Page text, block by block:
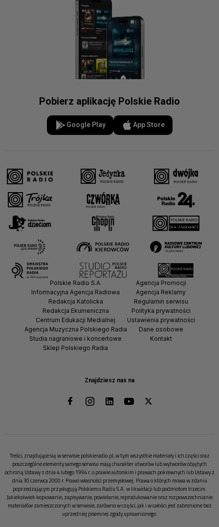
Pobierz aplikację Polskie Radio
Google Play App Store
Znajdziesz nas na
Polskie Radio S.A.
Informacyjna Agencja Radiowa
Redakcja Katolicka
Redakcja Ekumeniczna
Centrum Edukacji Medialnej
Agencja Muzyczna Polskiego Radia
Studia nagraniowe i koncertowe
Sklep Polskiego Radia
Agencja Promocji
Agencja Reklamy
Regulamin serwisu
Polityka prywatności
Ustawienia prywatności
Dane osobowe
Kontakt
Treści, znajdujące się w serwisie polskieradio.pl, w tym wszystkie materiały i ich części oraz
poszczególne elementy samego serwisu mają charakter utworów lub wytworów objętych
ochroną Ustawy z dnia 4 lutego 1994 r. o prawie autorskim i prawach pokrewnych lub Ustawy z
dnia 30 czerwca 2000 r. Prawo własności przemysłowej. Prawa o których mowa w zdaniu
poprzedzającym przysługują Polskiemu Radiu S.A. w likwidacji lub podmiotom trzecim.
Jakiekolwiek kopiowanie, zapisywanie, powielanie, reprodukowanie oraz rozpowszechnianie
materiałów zamieszczonych w serwisie, zarówno w części, jak i w całości jest zabronione bez
uprzedniej pisemnej zgody uprawnionego.